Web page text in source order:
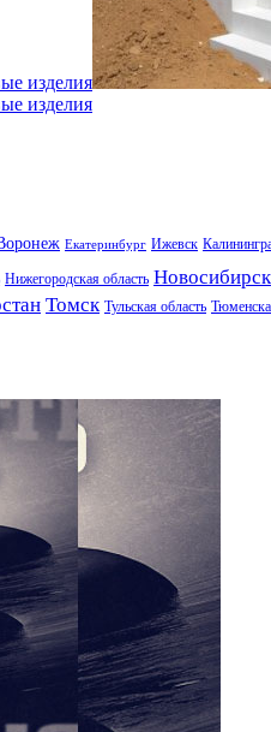
изделия
изделия
Екатеринбург Ижевск
Нижегородская область Новосибирск
Томск Тульская область